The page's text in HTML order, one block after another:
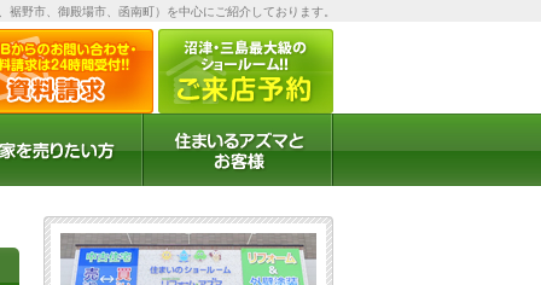
野市、御殿場市、函南町）を中心にご紹介しております。
お客様の声
お客様インタビュー